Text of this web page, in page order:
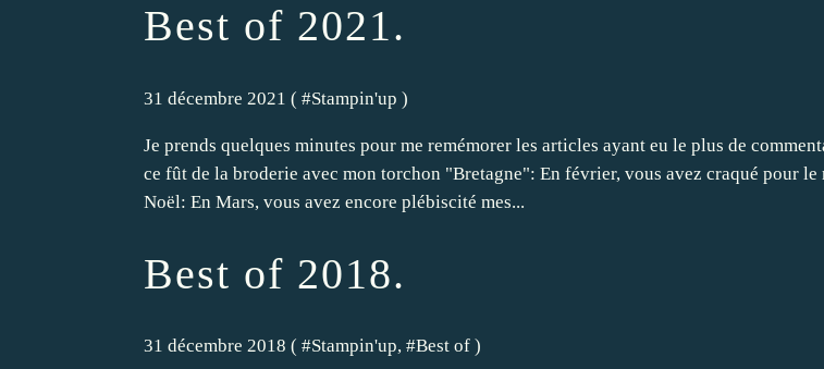
Best of 2021.
31 décembre 2021 ( #Stampin'up )
Je prends quelques minutes pour me remémorer les articles ayant eu le plus de
ce fût de la broderie avec mon torchon "Bretagne": En février, vous avez craqué pour le
Noël: En Mars, vous avez encore plébiscité mes...
Best of 2018.
31 décembre 2018 ( #Stampin'up, #Best of )